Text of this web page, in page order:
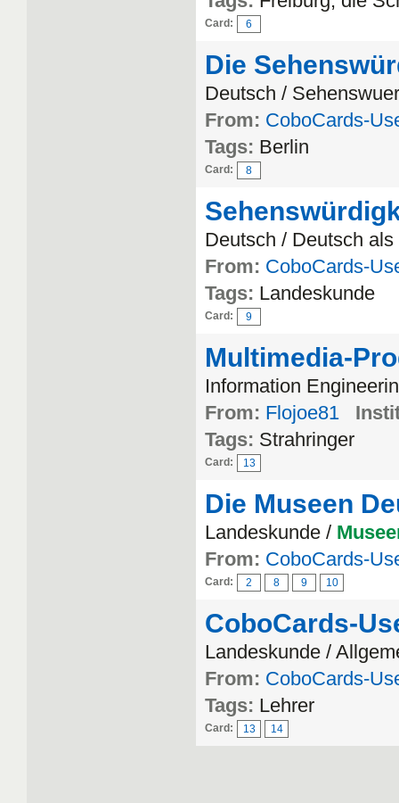
Card: 6
Die
Deutsch /
From: CoboCards-
Tags: Berlin
Card: 8
Deutsch / Deutsch
From: CoboCards-
Tags: Landeskunde
Card: 9
Multimedia-
Information
From: Flojoe81
Tags: Strahringer
Card: 13
Die Museen
Landeskunde /
From: CoboCards-
Card: 2 8 9 10
CoboCards-
Landeskunde /
From: CoboCards-
Tags: Lehrer
Card: 13 14